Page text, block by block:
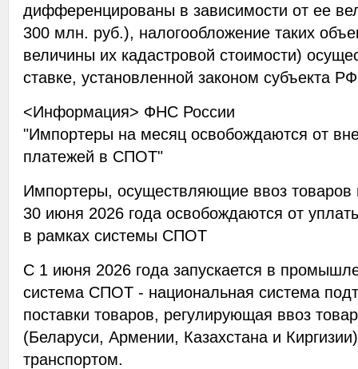
дифференцированы в зависимости от ее
300 млн. руб.), налогообложение таких
величины их кадастровой стоимости)
ставке, установленной законом субъекта
<Информация> ФНС России
"Импортеры на месяц освобождаются от
платежей в СПОТ"
Импортеры, осуществляющие ввоз
30 июня 2026 года освобождаются от
в рамках системы СПОТ
С 1 июня 2026 года запускается в
система СПОТ - национальная система
поставки товаров, регулирующая ввоз
(Беларуси, Армении, Казахстана и
транспортом.